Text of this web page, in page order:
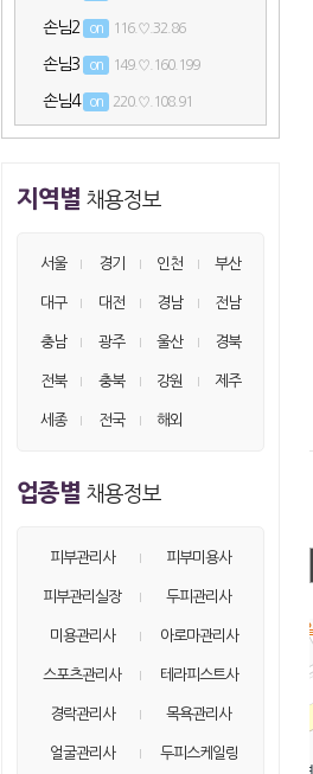
손님2 on 116.♡.32.86
손님3 on 149.♡.160.199
손님4 on 220.♡.108.91
손님5 on 40.♡.167.74
손님7 on 95.♡.213.114
손님13 5.♡.231.112
손님15 on 52.♡.144.140
손님21 40.♡.167.48
손님22 on 40.♡.167.67
지역별 채용정보
서울 경기 인천 부산
대구 대전 경남 전남
충남 광주 울산 경북
전북 충북 강원 제주
세종 전국 해외
업종별 채용정보
피부관리사 피부미용사
피부관리실장 두피관리사
미용관리사 아로마관리사
스포츠관리사 테라피스트사
경락관리사 목욕관리사
얼굴관리사 두피스케일링